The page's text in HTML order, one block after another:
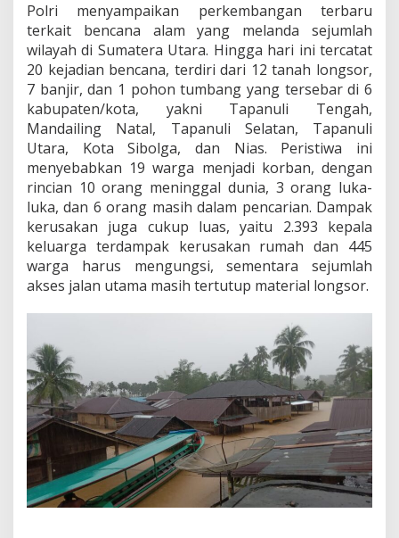
A
R
G
A
T
E
R
D
M
P
A
K
B
E
N
C
A
A
U
M
A
T
E
R
A
T
Polri menyampaikan perkembangan terbaru
terkait bencana alam yang melanda sejumlah
wilayah di Sumatera Utara. Hingga hari ini tercatat
20 kejadian bencana, terdiri dari 12 tanah longsor,
7 banjir, dan 1 pohon tumbang yang tersebar di 6
kabupaten/kota, yakni Tapanuli Tengah,
Mandailing Natal, Tapanuli Selatan, Tapanuli
Utara, Kota Sibolga, dan Nias. Peristiwa ini
menyebabkan 19 warga menjadi korban, dengan
rincian 10 orang meninggal dunia, 3 orang luka-
luka, dan 6 orang masih dalam pencarian. Dampak
kerusakan juga cukup luas, yaitu 2.393 kepala
keluarga terdampak kerusakan rumah dan 445
warga harus mengungsi, sementara sejumlah
akses jalan utama masih tertutup material longsor.